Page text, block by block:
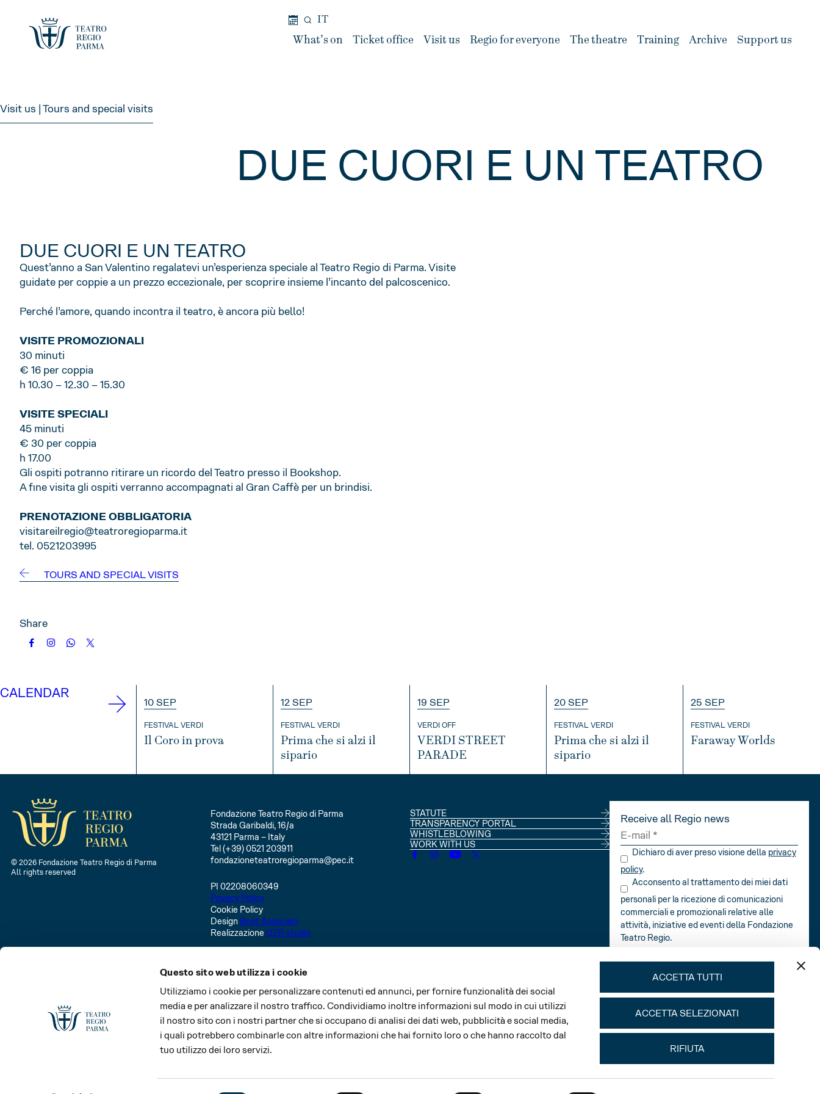
Questo sito web utilizza i cookie
Utilizziamo i cookie per personalizzare contenuti ed annunci, per fornire funzionalità dei social
media e per analizzare il nostro traffico. Condividiamo inoltre informazioni sul modo in cui utilizzi
il nostro sito con i nostri partner che si occupano di analisi dei dati web, pubblicità e social media,
i quali potrebbero combinarle con altre informazioni che hai fornito loro o che hanno raccolto dal
tuo utilizzo dei loro servizi.
ACCETTA TUTTI
ACCETTA SELEZIONATI
RIFIUTA
IT
What’s on Ticket office Visit us Regio for everyone The theatre Training Archive Support us
Visit us | Tours and special visits
DUE CUORI E UN TEATRO
DUE CUORI E UN TEATRO
Quest’anno a San Valentino regalatevi un’esperienza speciale al Teatro Regio di Parma. Visite
guidate per coppie a un prezzo eccezionale, per scoprire insieme l’incanto del palcoscenico.
Perché l’amore, quando incontra il teatro, è ancora più bello!
VISITE PROMOZIONALI
30 minuti
€ 16 per coppia
h 10.30 – 12.30 – 15.30
VISITE SPECIALI
45 minuti
€ 30 per coppia
h 17.00
Gli ospiti potranno ritirare un ricordo del Teatro presso il Bookshop.
A fine visita gli ospiti verranno accompagnati al Gran Caffè per un brindisi.
PRENOTAZIONE OBBLIGATORIA
visitareilregio@teatroregioparma.it
tel. 0521203995
TOURS AND SPECIAL VISITS
Share
CALENDAR
10 SEP
FESTIVAL VERDI
Il Coro in prova
INFO
12 SEP
FESTIVAL VERDI
Prima che si alzi il
sipario
19 SEP
VERDI OFF
VERDI STREET
PARADE
20 SEP
FESTIVAL VERDI
Prima che si alzi il
sipario
25 SEP
FESTIVAL VERDI
Faraway Worlds
INFO
© 2026 Fondazione Teatro Regio di Parma
All rights reserved
Fondazione Teatro Regio di Parma
Strada Garibaldi, 16/a
43121 Parma – Italy
Tel (+39) 0521 203911
fondazioneteatroregioparma@pec.it
PI 02208060349
Privacy Policy
Cookie Policy
Design Bcpt Associati
Realizzazione QZR studio
STATUTE
TRANSPARENCY PORTAL
WHISTLEBLOWING
WORK WITH US
Receive all Regio news
Dichiaro di aver preso visione della privacy
policy.
Acconsento al trattamento dei miei dati
personali per la ricezione di comunicazioni
commerciali e promozionali relative alle
attività, iniziative ed eventi della Fondazione
Teatro Regio.